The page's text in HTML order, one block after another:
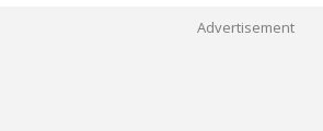
Advertisement